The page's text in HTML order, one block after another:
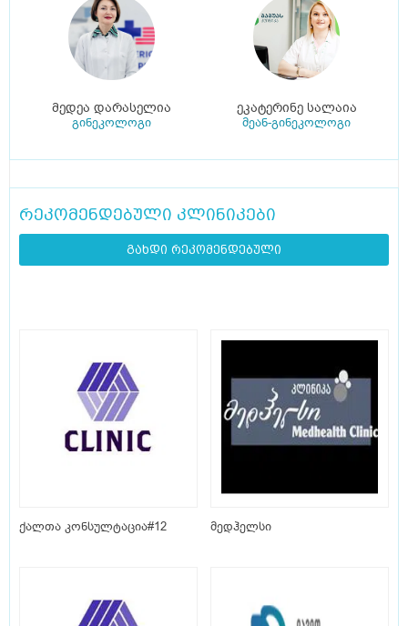
მედეა დარასელია
გინეკოლოგი
ეკატერინე სალაია
მეან-გინეკოლოგი
რეკომენდებული კლინიკები
გახდი რეკომენდებული
ქალთა კონსულტაცია#12 მედჰელსი